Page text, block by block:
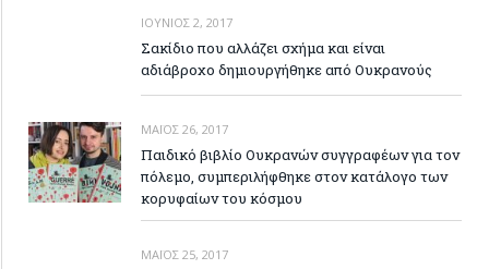
ΙΟΎΝΙΟΣ 2, 2017
Σακίδιο που αλλάζει σχήμα και είναι
αδιάβροχο δημιουργήθηκε από Ουκρανούς
ΜΆΙΟΣ 26, 2017
Παιδικό βιβλίο Ουκρανών συγγραφέων για τον
πόλεμο, συμπεριλήφθηκε στον κατάλογο των
κορυφαίων του κόσμου
ΜΆΙΟΣ 25, 2017